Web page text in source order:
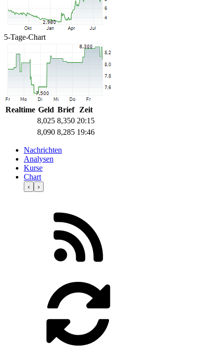
5-Tage-Chart
Realtime Geld Brief
Zeit
8,025 8,350 20:15
8,090 8,285 19:46
Nachrichten
Analysen
Kurse
Chart
‹ ›